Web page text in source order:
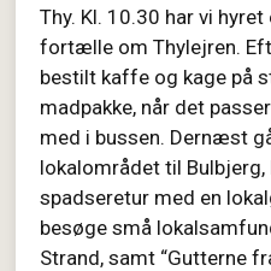
Thy. Kl. 10.30 har vi
fortælle om Thylejren.
bestilt kaffe og kage på
madpakke, når det
med i bussen. Dernæst
lokalområdet til
spadseretur med en
besøge små
Strand, samt “Gutterne